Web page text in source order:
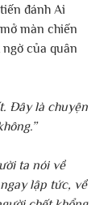
đánh Ai
màn chiến
của quân
Đây là chuyện
ta nói về
lập tức, về